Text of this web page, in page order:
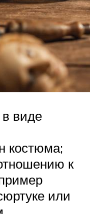
виде
костюма;
к
или